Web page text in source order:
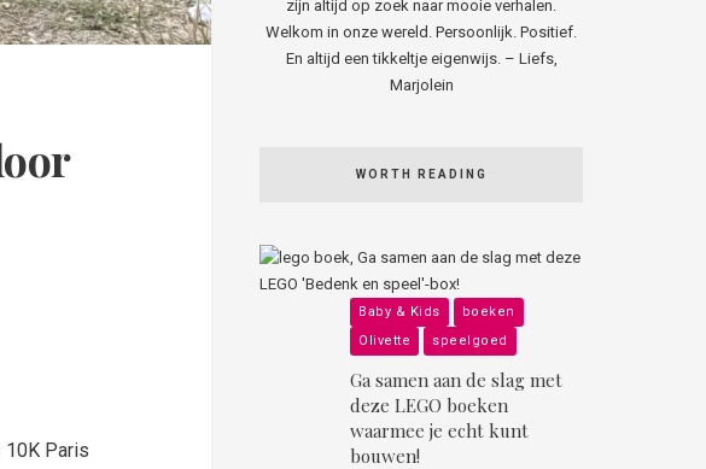
10K Paris
zijn altijd op zoek naar mooie verhalen.
Welkom in onze wereld. Persoonlijk. Positief.
En altijd een tikkeltje eigenwijs. – Liefs,
Marjolein
WORTH READING
Baby & Kids
boeken
Olivette
speelgoed
Ga samen aan de slag met
deze LEGO boeken
waarmee je echt kunt
bouwen!